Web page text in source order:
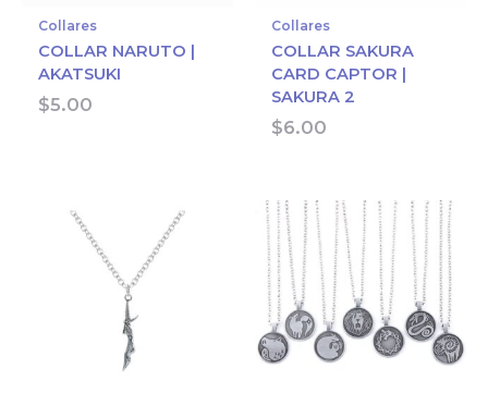
Collares
COLLAR NARUTO |
AKATSUKI
$5.00
Collares
COLLAR SAKURA
CARD CAPTOR |
SAKURA 2
$6.00